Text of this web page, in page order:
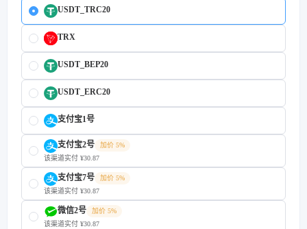
USDT_TRC20
TRX
USDT_BEP20
USDT_ERC20
支付宝1号
支付宝2号
加价 5%
该渠道实付 ¥30.87
支付宝7号
加价 5%
该渠道实付 ¥30.87
微信2号
加价 5%
该渠道实付 ¥30.87